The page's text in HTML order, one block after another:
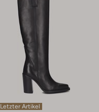
Letzter Artikel